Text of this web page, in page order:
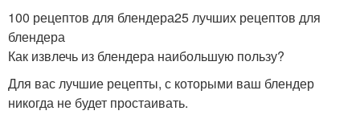
100 рецептов для блендера25 лучших рецептов для
блендера
Как извлечь из блендера наибольшую пользу?
Для вас лучшие рецепты, с которыми ваш блендер
никогда не будет простаивать.